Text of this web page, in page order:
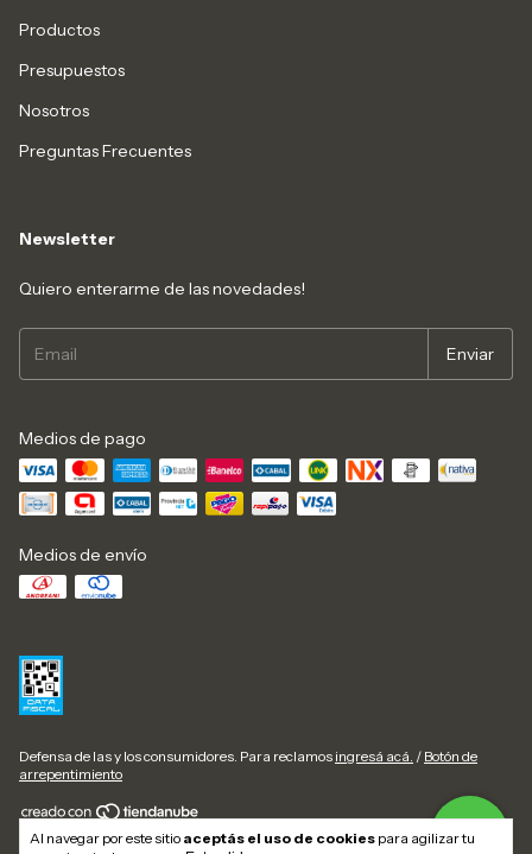
Al navegar por este sitio aceptás el uso de cookies para agilizar tu
Productos
Presupuestos
Nosotros
Preguntas Frecuentes
Newsletter
Quiero enterarme de las novedades!
Medios de pago
Medios de envío
Defensa de las y los consumidores. Para reclamos ingresá acá. / Botón de
arrepentimiento
Copyright Abastecedora Patagónica - 2026. Todos los derechos reservados.